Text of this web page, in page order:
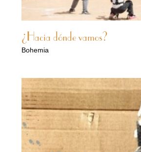
¿Hacia dónde vamos?
Bohemia